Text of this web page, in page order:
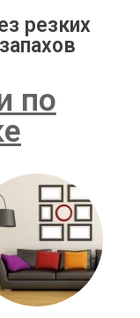
резких
запахов
по